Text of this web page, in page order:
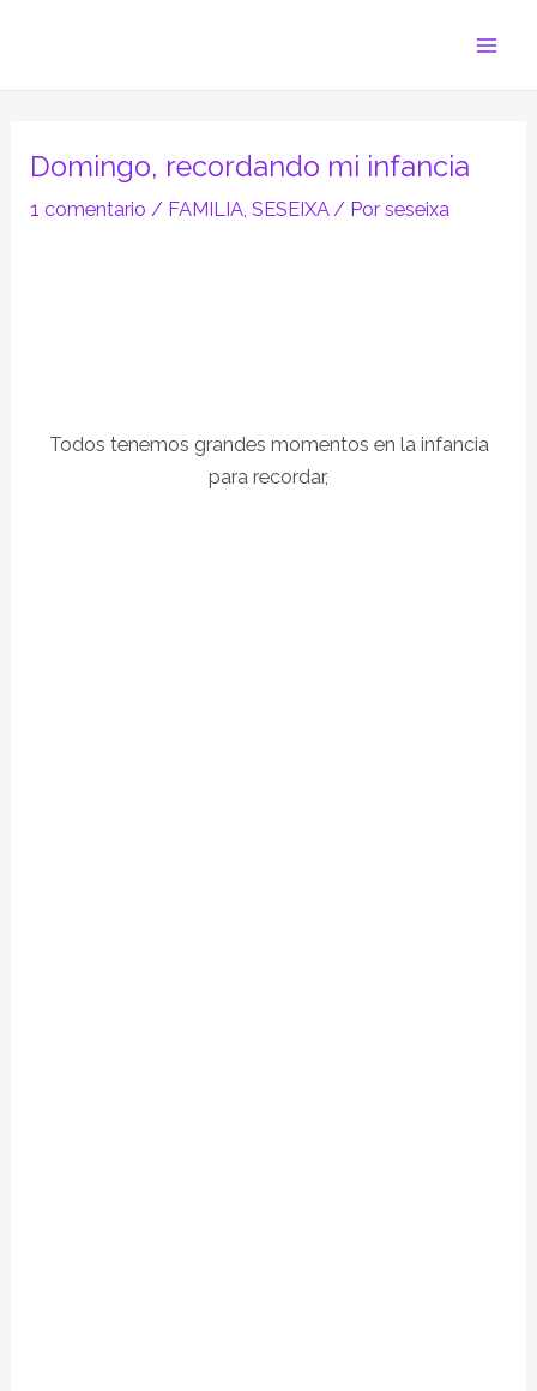
Domingo, recordando mi infancia
1 comentario / FAMILIA,SESEIXA/ Porseseixa
Todos tenemos grandes momentos en la infancia
para recordar,